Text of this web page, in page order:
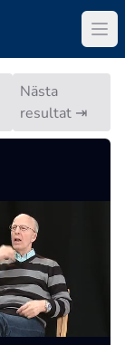
Nästa
resultat ⇥